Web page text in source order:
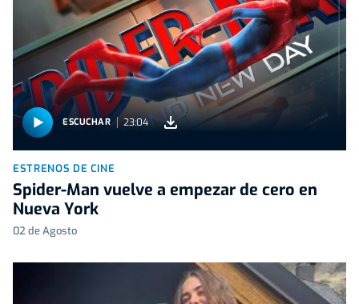
ESCUCHAR 23:04
ESTRENOS DE CINE
Spider-Man vuelve a empezar de cero en
Nueva York
02 de Agosto